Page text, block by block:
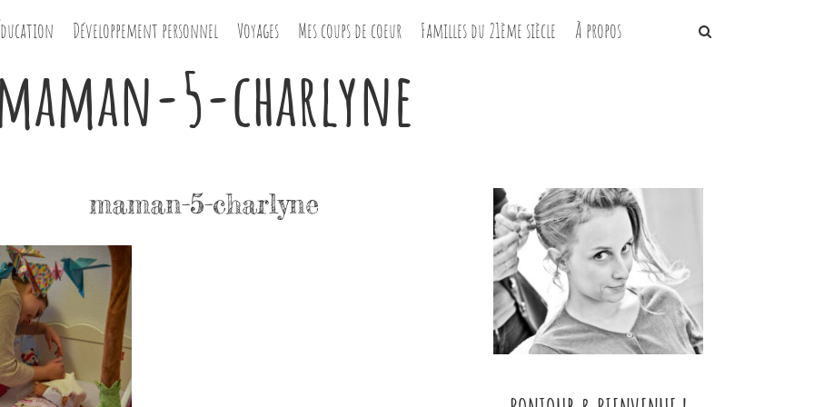
Développement personnel Voyages Mes coups de coeur Familles du 21ème siècle À propos
5-charlyne
maman-5-charlyne